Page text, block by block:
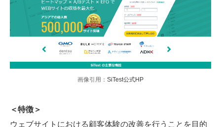
画像引用： SiTest公式HP
＜特徴＞
ウェブサイトにおける顧客体験の改善を行うことを目的